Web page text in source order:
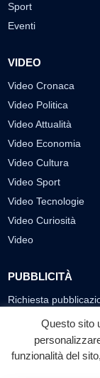
Sport
Eventi
VIDEO
Video Cronaca
Video Politica
Video Attualità
Video Economia
Video Cultura
Video Sport
Video Tecnologie
Video Curiosità
Video
PUBBLICITÀ
Richiesta
SEGUICI SUI
Questo sito
funzionalità del